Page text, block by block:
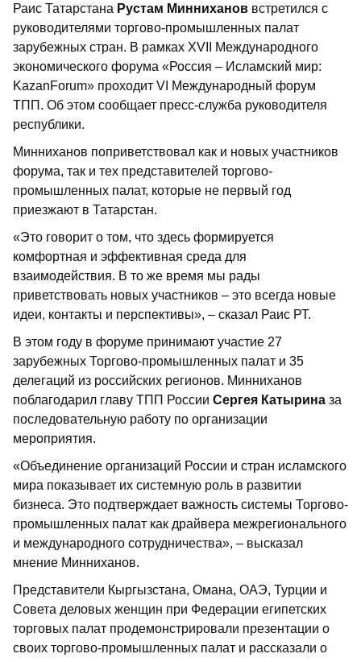
Раис Татарстана Рустам Минниханов встретился с
руководителями торгово-промышленных палат
зарубежных стран. В рамках XVII Международного
экономического форума «Россия – Исламский мир:
KazanForum» проходит VI Международный форум
ТПП. Об этом сообщает пресс-служба руководителя
республики.
Минниханов поприветствовал как и новых участников
форума, так и тех представителей торгово-
промышленных палат, которые не первый год
приезжают в Татарстан.
«Это говорит о том, что здесь формируется
комфортная и эффективная среда для
взаимодействия. В то же время мы рады
приветствовать новых участников – это всегда новые
идеи, контакты и перспективы», – сказал Раис РТ.
В этом году в форуме принимают участие 27
зарубежных Торгово-промышленных палат и 35
делегаций из российских регионов. Минниханов
поблагодарил главу ТПП России Сергея Катырина за
последовательную работу по организации
мероприятия.
«Объединение организаций России и стран исламского
мира показывает их системную роль в развитии
бизнеса. Это подтверждает важность системы Торгово-
промышленных палат как драйвера межрегионального
и международного сотрудничества», – высказал
мнение Минниханов.
Представители Кыргызстана, Омана, ОАЭ, Турции и
Совета деловых женщин при Федерации египетских
торговых палат продемонстрировали презентации о
своих торгово-промышленных палат и рассказали о